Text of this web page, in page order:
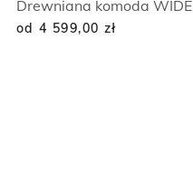
Drewniana komoda WIDE
od 4 599,00 zł